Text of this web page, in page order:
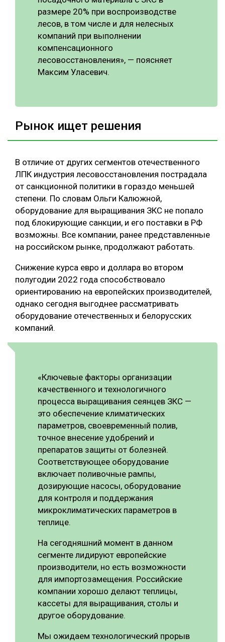
размере 20% при воспроизводстве
лесов, в том числе и для нелесных
компаний при выполнении
компенсационного
лесовосстановления», — поясняет
Максим Уласевич.
Рынок ищет решения
В отличие от других сегментов отечественного
ЛПК индустрия лесовосстановления пострадала
от санкционной политики в гораздо меньшей
степени. По словам Ольги Калюжной,
оборудование для выращивания ЗКС не попало
под блокирующие санкции, и его поставки в РФ
возможны. Все компании, ранее представленные
на российском рынке, продолжают работать.
Снижение курса евро и доллара во втором
полугодии 2022 года способствовало
ориентированию на европейских производителей,
однако сегодня выгоднее рассматривать
оборудование отечественных и белорусских
компаний.
«Ключевые факторы организации
качественного и технологичного
процесса выращивания сеянцев ЗКС —
это обеспечение климатических
параметров, своевременный полив,
точное внесение удобрений и
препаратов защиты от болезней.
Соответствующее оборудование
включает поливочные рампы,
дозирующие насосы, оборудование
для контроля и поддержания
микроклиматических параметров в
теплице.
На сегодняшний момент в данном
сегменте лидируют европейские
производители, но есть возможности
для импортозамещения. Российские
компании хорошо делают теплицы,
кассеты для выращивания, столы и
другое оборудование.
Мы ожидаем технологический прорыв